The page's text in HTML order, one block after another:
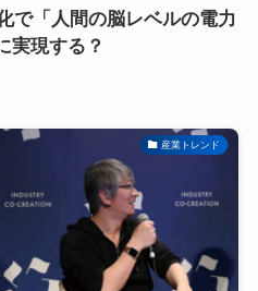
で「人間の脳レベルの電力
実現する？
産業トレンド